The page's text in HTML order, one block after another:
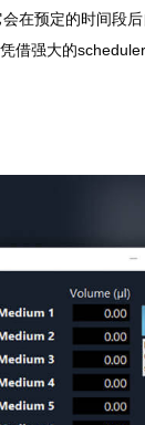
在预定的时间段
借强大的